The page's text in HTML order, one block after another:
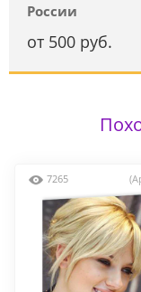
России
от 500 руб.
7265